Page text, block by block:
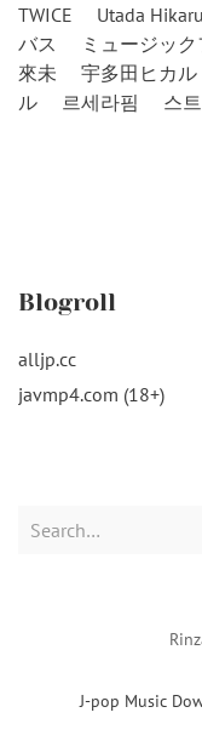
TWICE
Utada Hikaru
バス
ミュージッ
來未
宇多田ヒカル
ル
르세라핌 스
Blogroll
alljp.cc
javmp4.com (18+)
Search
J-pop Music